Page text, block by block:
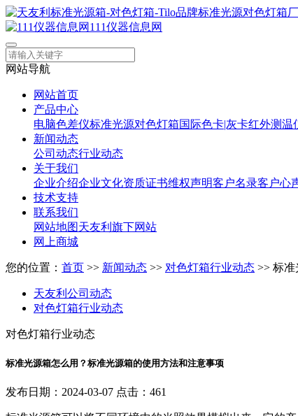
111仪器信息网
网站导航
网站首页
产品中心
电脑色差仪标准光源对色灯箱国际色卡|灰卡红外测温
新闻动态
公司动态行业动态
关于我们
企业介绍企业文化资质证书维权声明客户名录客户心
技术支持
联系我们
网站地图天友利旗下网站
网上商城
您的位置： 首页 >> 新闻动态 >> 对色灯箱行业动态 >> 标
天友利公司动态
对色灯箱行业动态
对色灯箱行业动态
标准光源箱怎么用？标准光源箱的使用方法和注意事项
发布日期：2024-03-07 点击：461